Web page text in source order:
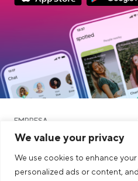
We value your privacy
We use cookies to enhance
personalized ads or content,
Google
EMPRESA
Blog